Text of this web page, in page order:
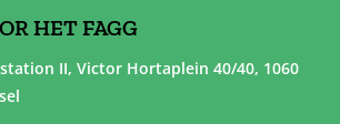
HET FAGG
II, Victor Hortaplein 40/40, 1060